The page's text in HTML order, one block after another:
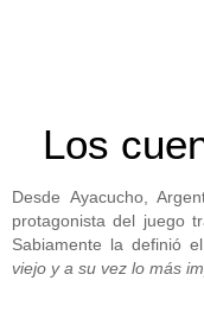
Los
Desde Ayacucho,
protagonista del juego
Sabiamente la definió
viejo y a su vez lo más